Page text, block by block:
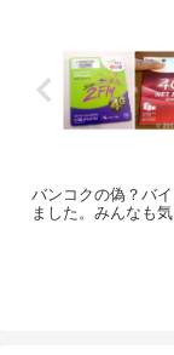
バンコクの偽？バ
ました。みんなも